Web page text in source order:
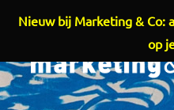
Overslaan en naar de
Nieuw bij Marketing & Co:
op